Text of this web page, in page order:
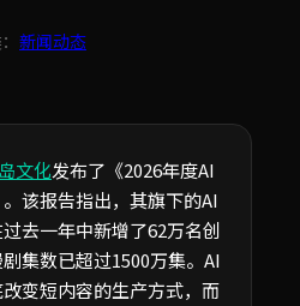
新闻动态
文化发布了《2026年度AI
该报告指出，其旗下的AI
去一年中新增了62万名创
集数已超过1500万集。AI
变短内容的生产方式，而